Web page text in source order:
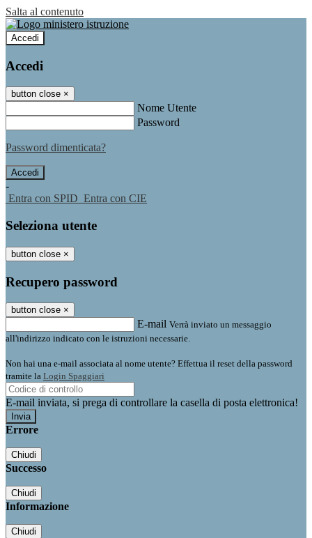
Salta al contenuto
Accedi
Accedi
button close ×
Nome Utente
Password
Password dimenticata?
-
Entra con SPID Entra con CIE
Seleziona utente
button close ×
Recupero password
button close ×
E-mail Verrà inviato un messaggio
all'indirizzo indicato con le istruzioni necessarie.
Non hai una e-mail associata al nome utente? Effettua il reset della password
tramite la Login Spaggiari
E-mail inviata, si prega di controllare la casella di posta elettronica!
Errore
Chiudi
Successo
Chiudi
Informazione
Chiudi